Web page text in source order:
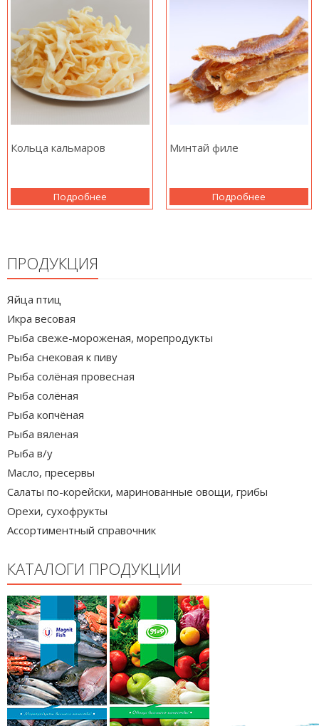
Кольца кальмаров
Подробнее
Минтай филе
Подробнее
ПРОДУКЦИЯ
Яйца птиц
Икра весовая
Рыба свеже-мороженая, морепродукты
Рыба снековая к пиву
Рыба солёная провесная
Рыба солёная
Рыба копчёная
Рыба вяленая
Рыба в/у
Масло, пресервы
Салаты по-корейски, маринованные овощи, грибы
Орехи, сухофрукты
Ассортиментный справочник
КАТАЛОГИ ПРОДУКЦИИ